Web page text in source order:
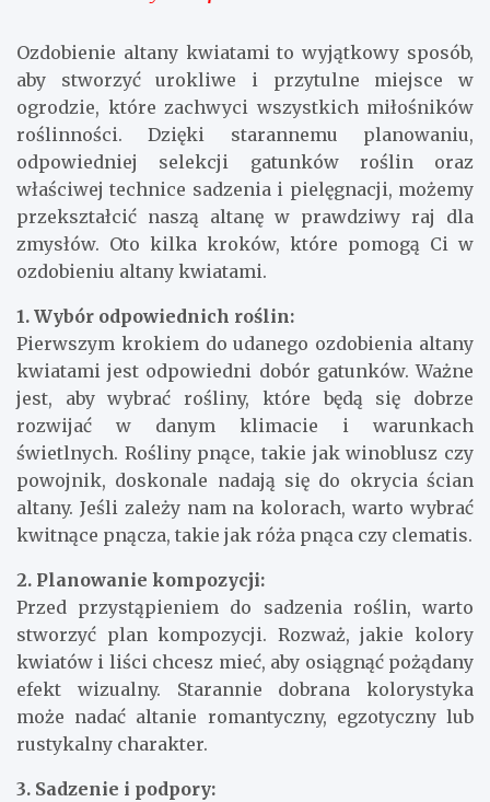
Ozdobienie altany kwiatami to wyjątkowy sposób,
aby stworzyć urokliwe i przytulne miejsce w
ogrodzie, które zachwyci wszystkich miłośników
roślinności. Dzięki starannemu planowaniu,
odpowiedniej selekcji gatunków roślin oraz
właściwej technice sadzenia i pielęgnacji, możemy
przekształcić naszą altanę w prawdziwy raj dla
zmysłów. Oto kilka kroków, które pomogą Ci w
ozdobieniu altany kwiatami.
1. Wybór odpowiednich roślin:
Pierwszym krokiem do udanego ozdobienia altany
kwiatami jest odpowiedni dobór gatunków. Ważne
jest, aby wybrać rośliny, które będą się dobrze
rozwijać w danym klimacie i warunkach
świetlnych. Rośliny pnące, takie jak winoblusz czy
powojnik, doskonale nadają się do okrycia ścian
altany. Jeśli zależy nam na kolorach, warto wybrać
kwitnące pnącza, takie jak róża pnąca czy clematis.
2. Planowanie kompozycji:
Przed przystąpieniem do sadzenia roślin, warto
stworzyć plan kompozycji. Rozważ, jakie kolory
kwiatów i liści chcesz mieć, aby osiągnąć pożądany
efekt wizualny. Starannie dobrana kolorystyka
może nadać altanie romantyczny, egzotyczny lub
rustykalny charakter.
3. Sadzenie i podpory: